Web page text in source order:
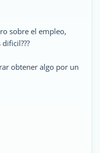
sobre el empleo,
obtener algo por un